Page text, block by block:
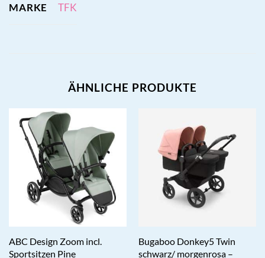
MARKE TFK
ÄHNLICHE PRODUKTE
ABC Design Zoom incl.
Sportsitzen Pine
Bugaboo Donkey5 Twin
schwarz/ morgenrosa –